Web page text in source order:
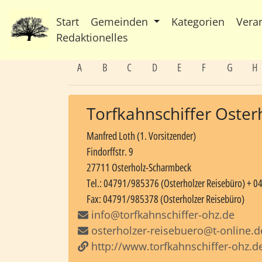
Start Gemeinden Kategorien
Redaktionelles
A B C D E F G H
Torfkahnschiffer
Manfred Loth (1. Vorsitzender)
Findorffstr. 9
27711 Osterholz-Scharmbeck
Tel.: 04791/985376 (Osterholzer Reisebüro) +
Fax: 04791/985378 (Osterholzer Reisebüro)
info@torfkahnschiffer-ohz.de
osterholzer-reisebuero@t-
http://www.torfkahnschiffer-